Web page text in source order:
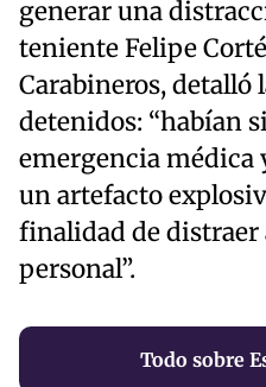
generar una
teniente Felipe
Carabineros, detalló
detenidos: “habían
emergencia médica
un artefacto
finalidad de distraer
personal”.
Todo sobre